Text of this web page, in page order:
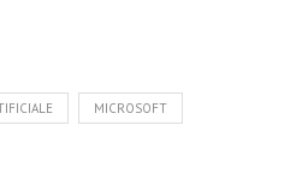
MICROSOFT